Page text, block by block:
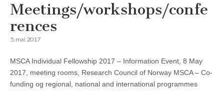
Meetings/workshops/confe
rences
5. mai 2017
MSCA Individual Fellowship 2017 – Information Event, 8 May
2017, meeting rooms, Research Council of Norway MSCA – Co-
funding og regional, national and international programmes